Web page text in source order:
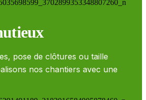
pose de clôtures ou taille
nos chantiers avec une